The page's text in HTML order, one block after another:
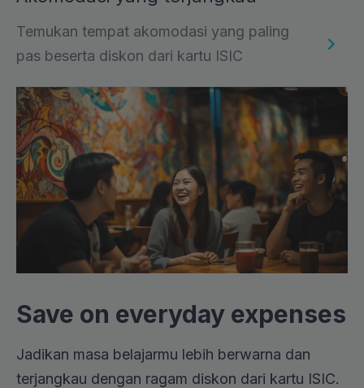
Temukan tempat akomodasi yang paling
pas beserta diskon dari kartu ISIC
Save on everyday expenses
Jadikan masa belajarmu lebih berwarna dan
terjangkau dengan ragam diskon dari kartu ISIC.